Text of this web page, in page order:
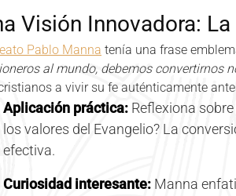
Visión Innovadora:
Pablo Manna tenía una frase
al mundo, debemos convertirnos
a vivir su fe auténticamente
Aplicación práctica: Reflexiona
los valores del Evangelio? La
efectiva.
Curiosidad interesante: Manna